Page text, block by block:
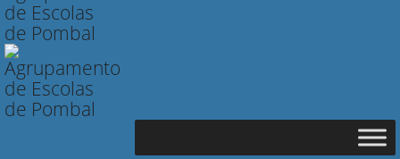
de Escolas
de Pombal